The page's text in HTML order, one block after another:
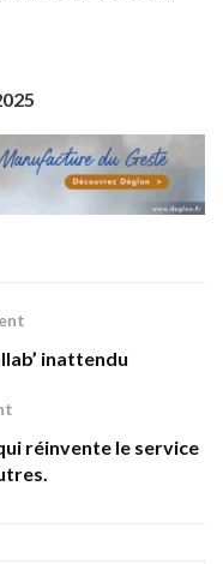
inattendu
réinvente le service